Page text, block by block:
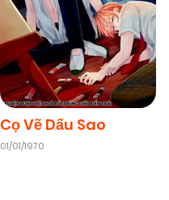
Cọ Vẽ Dấu Sao
01/01/1970